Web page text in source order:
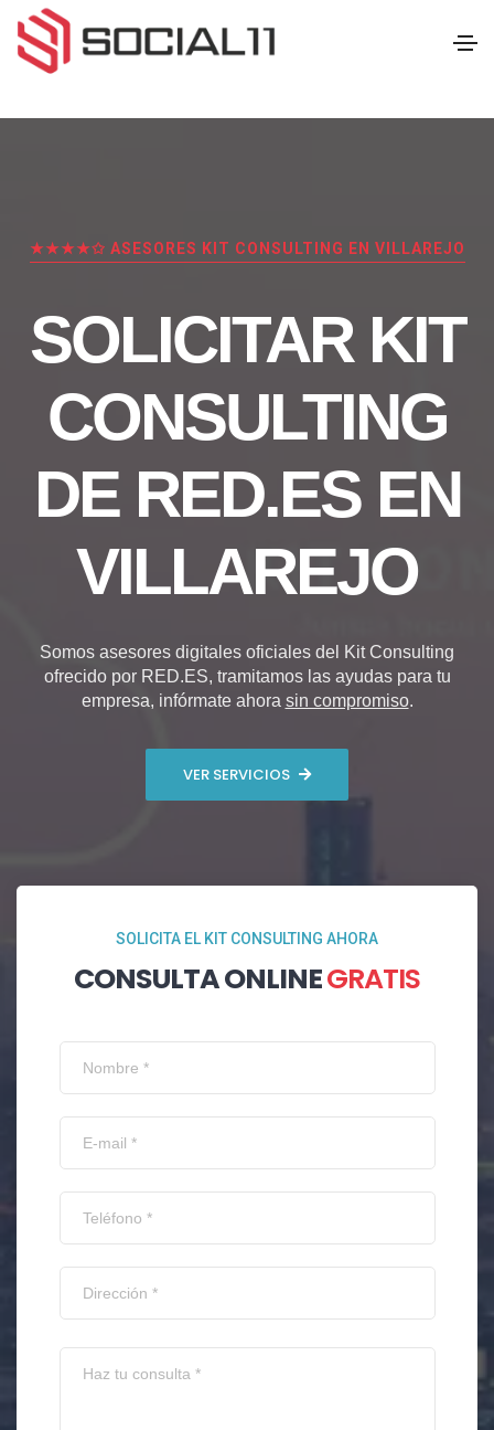
★★★★✩ ASESORES KIT CONSULTING EN VILLAREJO
SOLICITAR KIT
CONSULTING
DE RED.ES EN
VILLAREJO
Somos asesores digitales oficiales del Kit Consulting
ofrecido por RED.ES, tramitamos las ayudas para tu
empresa, infórmate ahora sin compromiso.
VER SERVICIOS
SOLICITA EL KIT CONSULTING AHORA
CONSULTA ONLINEGRATIS